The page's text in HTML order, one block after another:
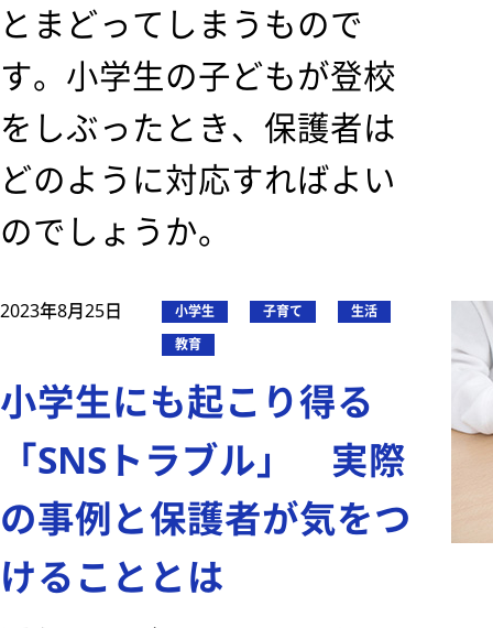
とまどってしまうもので
す。小学生の子どもが登校
をしぶったとき、保護者は
どのように対応すればよい
のでしょうか。
2023年8月25日 小学生 子育て
生活
教育
小学生にも起こり得る
「SNSトラブル」 実際
の事例と保護者が気をつ
けることとは